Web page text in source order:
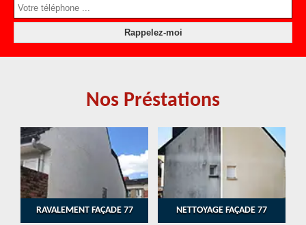
Nos Préstations
RAVALEMENT FAÇADE 77 NETTOYAGE FAÇADE 77